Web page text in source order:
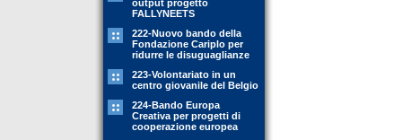
output progetto
FALLYNEETS
222-Nuovo bando della
Fondazione Cariplo per
ridurre le disuguaglianze
223-Volontariato in un
centro giovanile del Belgio
224-Bando Europa
Creativa per progetti di
cooperazione europea